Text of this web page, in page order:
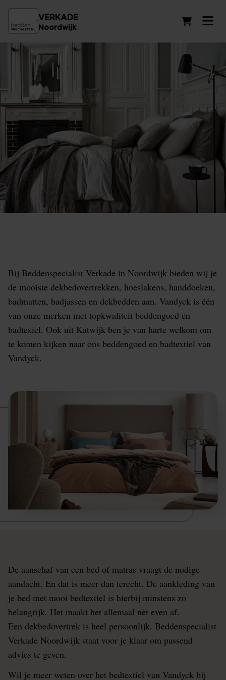
VERKADE
Noordwijk
Bij Beddenspecialist Verkade in Noordwijk bieden wij je
de mooiste dekbedovertrekken, hoeslakens, handdoeken,
badmatten, badjassen en dekbedden aan. Vandyck is één
van onze merken met topkwaliteit beddengoed en
badtexiel. Ook uit Katwijk ben je van harte welkom om
te komen kijken naar ons beddengoed en badtextiel van
Vandyck.
De aanschaf van een bed of matras vraagt de nodige
aandacht. En dat is meer dan terecht. De aankleding van
je bed met mooi bedtextiel is hierbij minstens zo
belangrijk. Het maakt het allemaal nèt even af.
Een dekbedovertrek is heel persoonlijk. Beddenspecialist
Verkade Noordwijk staat voor je klaar om passend
advies te geven.
Wil je meer weten over het bedtextiel van Vandyck bij